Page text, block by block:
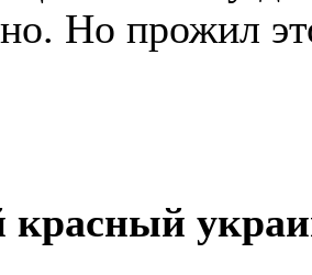
Но прожил